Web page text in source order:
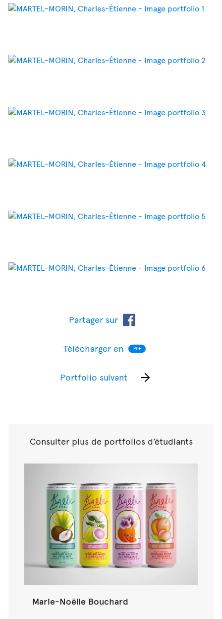
Partager sur
Télécharger en PDF
Portfolio suivant
Consulter plus de portfolios d’étudiants
Marie-Noëlle Bouchard